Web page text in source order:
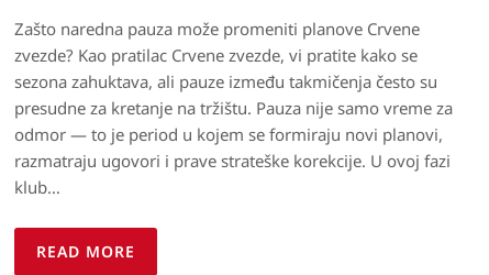
Zašto naredna pauza može promeniti planove Crvene
zvezde? Kao pratilac Crvene zvezde, vi pratite kako se
sezona zahuktava, ali pauze između takmičenja često su
presudne za kretanje na tržištu. Pauza nije samo vreme za
odmor — to je period u kojem se formiraju novi planovi,
razmatraju ugovori i prave strateške korekcije. U ovoj fazi
klub…
READ MORE